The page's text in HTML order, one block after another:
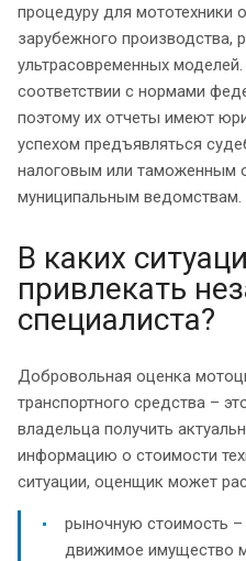
процедуру для мототехники
зарубежного производства,
ультрасовременных
соответствии с нормами
поэтому их отчеты имеют
успехом предъявляться
налоговым или таможенным
муниципальным ведомствам.
В каких
привлекать
специалиста?
Добровольная оценка
транспортного средства –
владельца получить
информацию о стоимости
ситуации, оценщик может
рыночную стоимость
движимое имущество